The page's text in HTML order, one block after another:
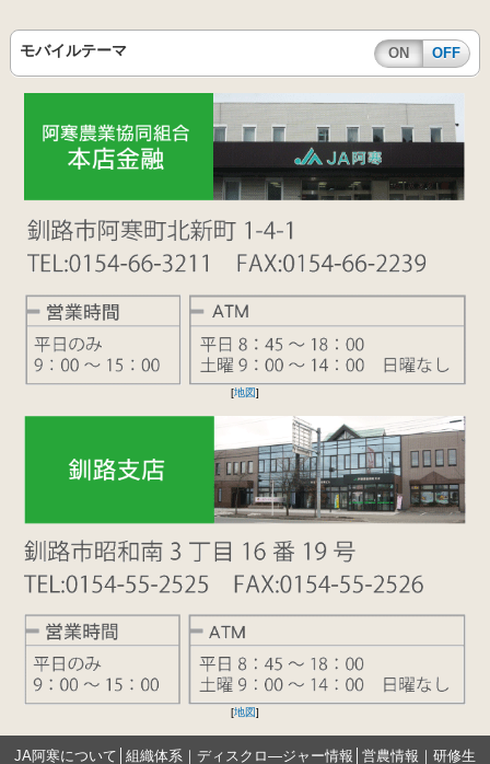
モバイルテーマ ON OFF
[地図]
[地図]
JA阿寒について 組織体系 ｜ ディスクロ―ジャー情報 営農情報 ｜ 研修生